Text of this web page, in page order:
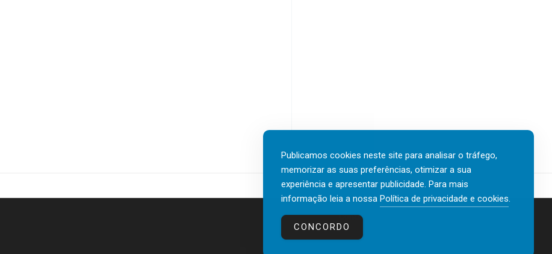
Contactos
Publicamos cookies neste site para analisar o tráfego,
memorizar as suas preferências, otimizar a sua
experiência e apresentar publicidade. Para mais
informação leia a nossa Política de privacidade e cookies.
CONCORDO